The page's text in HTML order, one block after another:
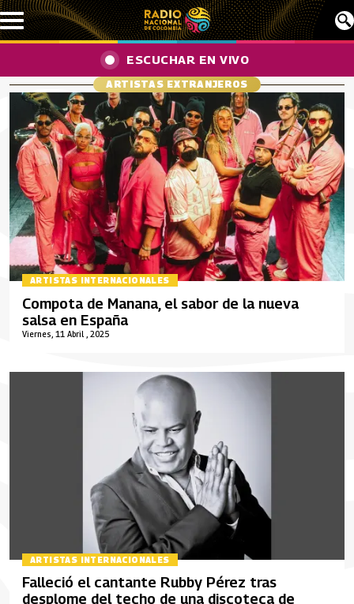
Pasar al contenido principal
ESCUCHAR EN VIVO
ARTISTAS EXTRANJEROS
ARTISTAS INTERNACIONALES
Viernes, 11 Abril , 2025
Compota de Manana, el sabor de la nueva
salsa en España
ARTISTAS INTERNACIONALES
Falleció el cantante Rubby Pérez tras
desplome del techo de una discoteca de